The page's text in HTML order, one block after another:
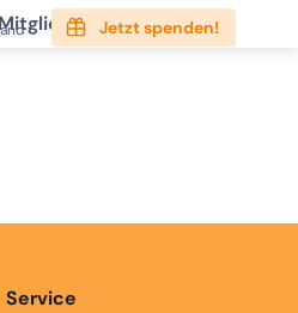
Jetzt spenden!
Service
Service